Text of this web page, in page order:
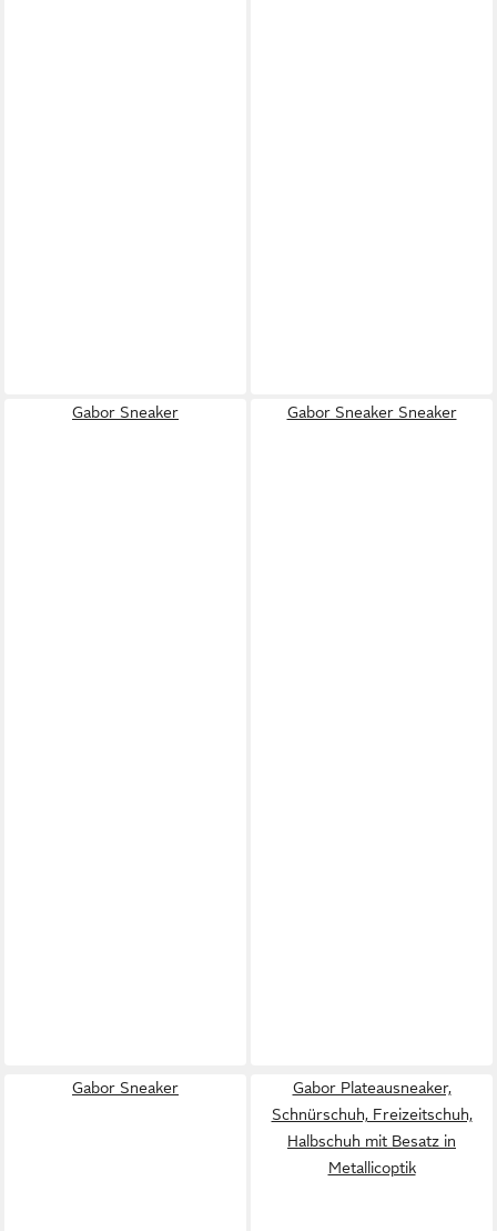
Gabor Sneaker Gabor Sneaker Sneaker
Gabor Sneaker
Gabor Plateausneaker,
Schnürschuh, Freizeitschuh,
Halbschuh mit Besatz in
Metallicoptik